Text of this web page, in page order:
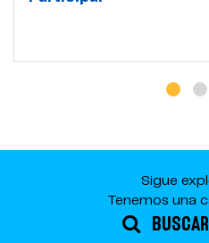
Sigue
Tenemos una